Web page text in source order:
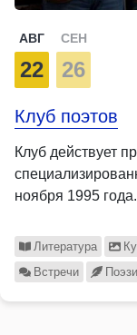
АВГ
22
СЕН
26
Клуб поэтов
Клуб действует
ноября 1995
Литература
Встречи